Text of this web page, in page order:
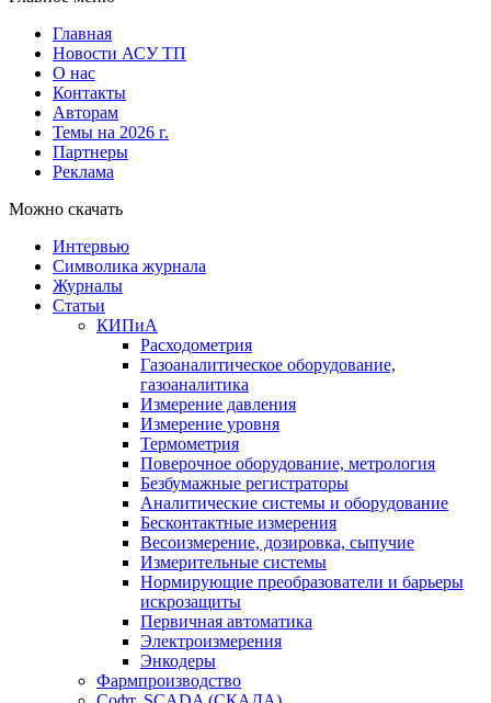
Главная
Новости АСУ ТП
О нас
Контакты
Авторам
Темы на 2026 г.
Партнеры
Реклама
Можно скачать
Интервью
Символика журнала
Журналы
Статьи
КИПиА
Расходометрия
Газоаналитическое оборудование,
газоаналитика
Измерение давления
Измерение уровня
Термометрия
Поверочное оборудование, метрология
Безбумажные регистраторы
Аналитические системы и оборудование
Бесконтактные измерения
Весоизмерение, дозировка, сыпучие
Измерительные системы
Нормирующие преобразователи и барьеры
искрозащиты
Первичная автоматика
Электроизмерения
Энкодеры
Фармпроизводство